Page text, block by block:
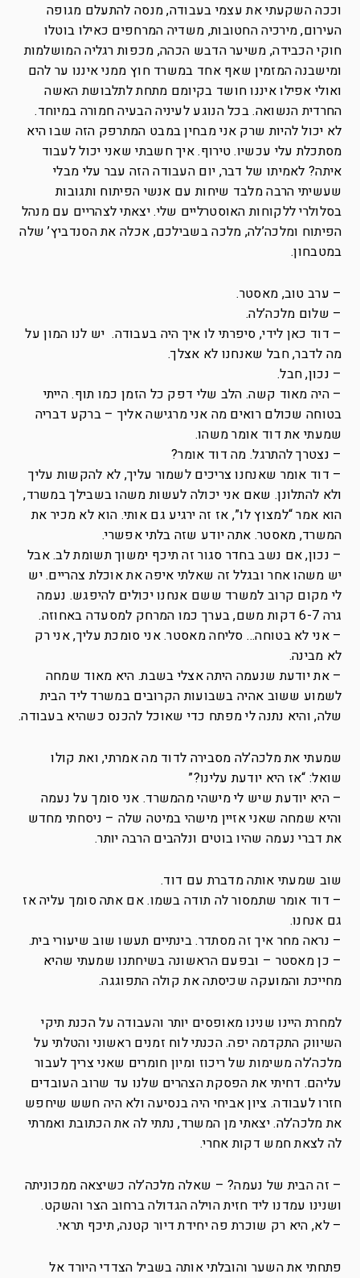
וככה השקעתי את עצמי בעבודה, מנסה להתעלם מגופה
העירום, מירכיה החטובות, משדיה המרחפים כאילו בוטלו
חוקי הכבידה, משיער הדבש הכהה, מכפות רגליה המושלמות
ומישבנה המזמין שאף אחד במשרד חוץ ממני איננו ער להם
ואולי אפילו איננו חושד בקיומם מתחת לתלבושת האשה
החרדית הנשואה. בכל הנוגע לעיניה הבעיה חמורה במיוחד.
לא יכול להיות שרק אני מבחין במבט המתרפק הזה שבו היא
מסתכלת עלי עכשיו. טירוף. איך חשבתי שאני יכול לעבוד
איתה? לאמיתו של דבר, יום העבודה הזה עבר עלי מבלי
שעשיתי הרבה מלבד שיחות עם אנשי הפיתוח ותגובות
בסלולרי ללקוחות האוסטרליים שלי. יצאתי לצהריים עם מנהל
הפיתוח ומלכה’לה, מלכה בשבילכם, אכלה את הסנדביץ’ שלה
במטבחון.
– ערב טוב, מאסטר.
– שלום מלכה’לה.
– דוד כאן לידי, סיפרתי לו איך היה בעבודה. יש לנו המון על
מה לדבר, חבל שאנחנו לא אצלך.
– נכון, חבל.
– היה מאוד קשה. הלב שלי דפק כל הזמן כמו תוף. הייתי
בטוחה שכולם רואים מה אני מרגישה אליך – ברקע דבריה
שמעתי את דוד אומר משהו.
– נצטרך להתרגל. מה דוד אומר?
– דוד אומר שאנחנו צריכים לשמור עליך, לא להקשות עליך
ולא להתלונן. שאם אני יכולה לעשות משהו בשבילך במשרד,
הוא אמר “למצוץ לו”, אז זה ירגיע גם אותי. הוא לא מכיר את
המשרד, מאסטר. אתה יודע שזה בלתי אפשרי.
– נכון, אם נשב בחדר סגור זה תיכף ימשוך תשומת לב. אבל
יש משהו אחר ובגלל זה שאלתי איפה את אוכלת צהריים. יש
לי מקום קרוב למשרד ששם אנחנו יכולים להיפגש. נעמה
גרה 6-7 דקות משם, בערך כמו המרחק למסעדה באחוזה.
– אני לא בטוחה… סליחה מאסטר. אני סומכת עליך, אני רק
לא מבינה.
– את יודעת שנעמה היתה אצלי בשבת. היא מאוד שמחה
לשמוע ששוב אהיה בשבועות הקרובים במשרד ליד הבית
שלה, והיא נתנה לי מפתח כדי שאוכל להכנס כשהיא בעבודה.
שמעתי את מלכה’לה מסבירה לדוד מה אמרתי, ואת קולו
שואל: “אז היא יודעת עלינו?”
– היא יודעת שיש לי מישהי מהמשרד. אני סומך על נעמה
והיא שמחה שאני אזיין מישהי במיטה שלה – ניסחתי מחדש
את דברי נעמה שהיו בוטים ונלהבים הרבה יותר.
שוב שמעתי אותה מדברת עם דוד.
– דוד אומר שתמסור לה תודה בשמו. אם אתה סומך עליה אז
גם אנחנו.
– נראה מחר איך זה מסתדר. בינתיים תעשו שוב שיעורי בית.
– כן מאסטר – ובפעם הראשונה בשיחתנו שמעתי שהיא
מחייכת והמועקה שכיסתה את קולה התפוגגה.
למחרת היינו שנינו מאופסים יותר והעבודה על הכנת תיקי
השיווק התקדמה יפה. הכנתי לוח זמנים ראשוני והטלתי על
מלכה’לה משימות של ריכוז ומיון חומרים שאני צריך לעבור
עליהם. דחיתי את הפסקת הצהרים שלנו עד שרוב העובדים
חזרו לעבודה. ציון אביחי היה בנסיעה ולא היה חשש שיחפש
את מלכה’לה. יצאתי מן המשרד, נתתי לה את הכתובת ואמרתי
לה לצאת חמש דקות אחרי.
– זה הבית של נעמה? – שאלה מלכה’לה כשיצאה ממכוניתה
ושנינו עמדנו ליד חזית הוילה הגדולה ברחוב הצר והשקט.
– לא, היא רק שוכרת פה יחידת דיור קטנה, תיכף תראי.
פתחתי את השער והובלתי אותה בשביל הצדדי היורד אל